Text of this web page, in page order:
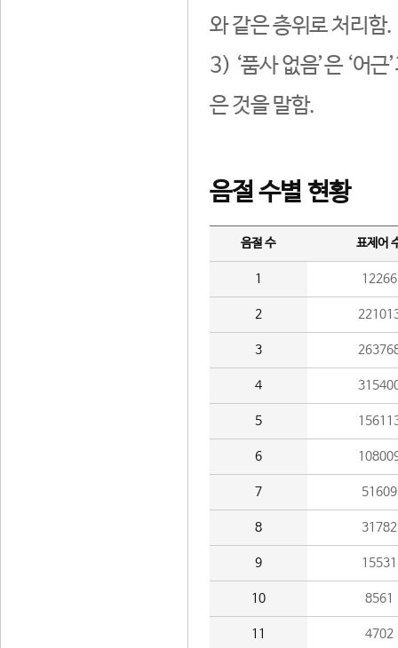
와 같은 층위로 처리함.
3) ‘품사 없음’은 ‘어
은 것을 말함.
음절 수별 현황
음절 수 표제어
1 12266
2
3
4
5
6
7 51609
8 31782
9 15531
10 8561
11 4702